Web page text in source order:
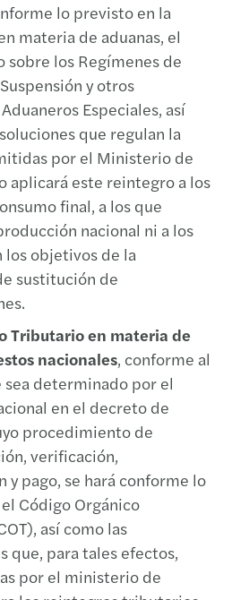
lo previsto en la
materia de aduanas, el
sobre los Regímenes de
y otros
Especiales, así
que regulan la
por el Ministerio de
aplicará este reintegro a los
final, a los que
nacional ni a los
los objetivos de la
sustitución de
Tributario en materia de
nacionales, conforme al
determinado por el
en el decreto de
procedimiento de
verificación,
y pago, se hará conforme lo
Código Orgánico
así como las
que, para tales efectos,
por el ministerio de